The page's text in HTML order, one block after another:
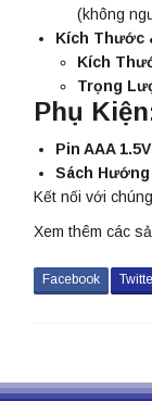
(không
Kích Thước
Kích
Trọng
Phụ
Pin AAA
Sách
Kết nối với
Xem thêm các
Facebook